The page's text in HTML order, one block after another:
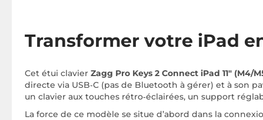
Transformer votre iPad
Cet étui clavier Zagg Pro Keys 2 Connect iPad 11" (M4/
directe via USB‑C (pas de Bluetooth à gérer) et à son
un clavier aux touches rétro‑éclairées, un support
La force de ce modèle se situe d’abord dans la